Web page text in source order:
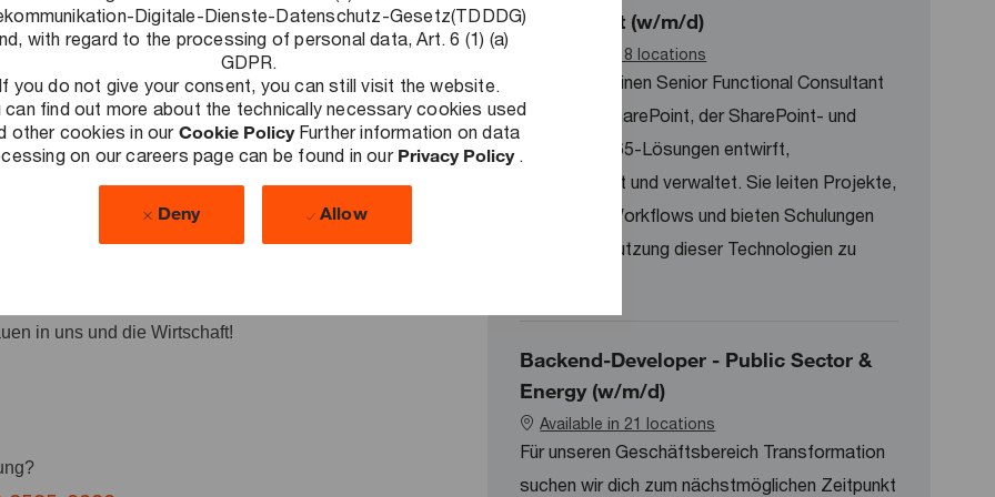
Digitale-Dienste-Datenschutz-Gesetz(TDDDG)
with regard to the processing of personal data, Art. 6 (1) (a)
GDPR.
If you do not give your consent, you can still visit the website.
can find out more about the technically necessary cookies used
other cookies in our Cookie Policy Further information on data
on our careers page can be found in our Privacy Policy .
Deny Allow
Herausforderungen zu lösen, nachhaltige Ergebnisse zu
auszubauen. Als Teil unseres Public & Energy
ihre Arbeit als auch ihre Arbeitsweise grundlegend zu
und begleitest bspw. Bund, Länder, Kommunen,
Vereine z.B. zu Themen rund um die Digitalisierung,
Gehe mit uns gemeinsam gesellschaftliche
in uns und die Wirtschaft!
SharePoint (w/m/d)
Available in 8 locations
Wir suchen einen Senior Functional Consultant
M365 und SharePoint, der SharePoint- und
Microsoft 365-Lösungen entwirft,
implementiert und verwaltet. Sie leiten Projekte,
optimieren Workflows und bieten Schulungen
an, um die Nutzung dieser Technologien zu
Backend-Developer - Public Sector &
Energy (w/m/d)
Available in 21 locations
Für unseren Geschäftsbereich Transformation
suchen wir dich zum nächstmöglichen Zeitpunkt